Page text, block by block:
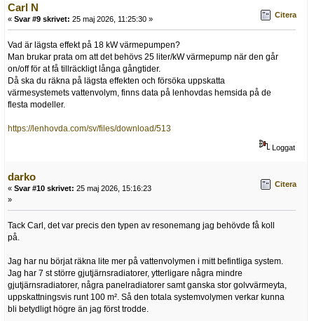
Carl N
« Svar #9 skrivet: 25 maj 2026, 11:25:30 » Citera
Vad är lägsta effekt på 18 kW värmepumpen?
Man brukar prata om att det behövs 25 liter/kW värmepump när den går
on/off för at få tillräckligt långa gångtider.
Då ska du räkna på lägsta effekten och försöka uppskatta
värmesystemets vattenvolym, finns data på lenhovdas hemsida på de
flesta modeller.
https://lenhovda.com/sv/files/download/513
Loggat
darko
« Svar #10 skrivet: 25 maj 2026, 15:16:23
»
Citera
Tack Carl, det var precis den typen av resonemang jag behövde få koll
på.
Jag har nu börjat räkna lite mer på vattenvolymen i mitt befintliga system.
Jag har 7 st större gjutjärnsradiatorer, ytterligare några mindre
gjutjärnsradiatorer, några panelradiatorer samt ganska stor golvvärmeyta,
uppskattningsvis runt 100 m². Så den totala systemvolymen verkar kunna
bli betydligt högre än jag först trodde.